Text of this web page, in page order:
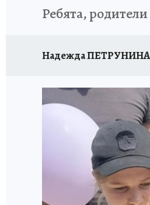
Ребята,
Надежда ПЕТРУНИНА